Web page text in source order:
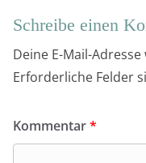
Schreibe einen
Deine E-Mail-
Erforderliche Felder
Kommentar*